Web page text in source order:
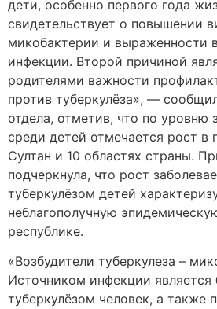
дети, особенно первого года
свидетельствует о повышении
микобактерии и выраженности
инфекции. Второй причиной
родителями важности
против туберкулёза», —
отдела, отметив, что по уровню
среди детей отмечается рост в
Султан и 10 областях страны.
подчеркнула, что рост
туберкулёзом детей
неблагополучную
республике.
«Возбудители туберкулеза –
Источником инфекции является
туберкулёзом человек, а также